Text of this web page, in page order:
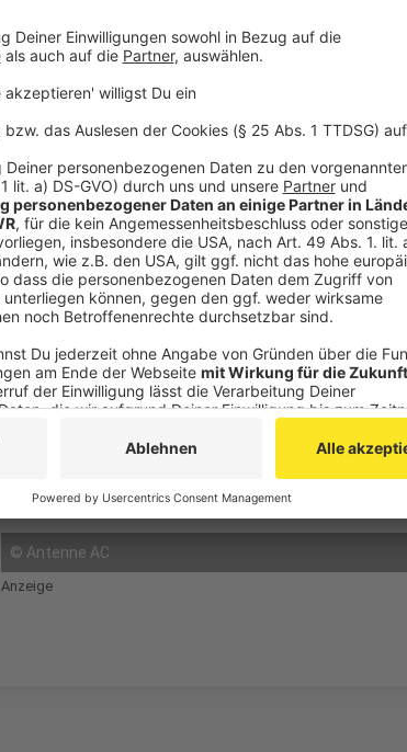
Anzeige
Wilfried Sterck, Gechäftsführer
Wiederaufbaugesellschaft
Auswirkungen auf Verkehr
Anzeige
Wann es mit den Neubau losgeht, ist noch offen.
dazu. Vorerst will man die entstandene Freifläche
Der Abriss und Neubau des Stolberger Rathauses
Nordrhein-Westfalen nach der Flut 2021. Das
beschädigt, dass ein Neubau die wirtschaftlichste
Anzeige
© Antenne AC
Anzeige